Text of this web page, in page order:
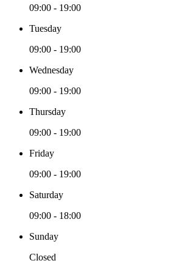
09:00 - 19:00
Tuesday
09:00 - 19:00
Wednesday
09:00 - 19:00
Thursday
09:00 - 19:00
Friday
09:00 - 19:00
Saturday
09:00 - 18:00
Sunday
Closed